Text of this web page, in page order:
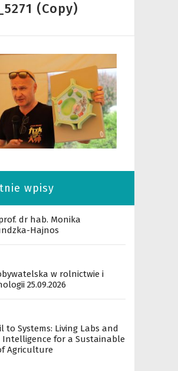
(Copy)
wpisy
dr hab. Monika
Hajnos
w rolnictwie i
25.09.2026
to Systems: Living Labs and
Intelligence for a Sustainable
Agriculture